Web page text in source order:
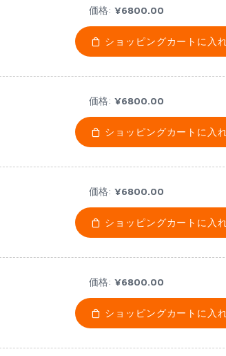
価格: ¥6800.00
ショッピングカートに入
価格: ¥6800.00
ショッピングカートに入
価格: ¥6800.00
ショッピングカートに入
価格: ¥6800.00
ショッピングカートに入